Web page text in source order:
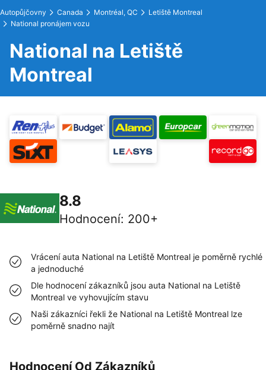
Autopůjčovny Canada Montréal, QC
Letiště Montreal
National pronájem vozu
National na Letiště
Montreal
8.8
Hodnocení: 200+
Vrácení auta National na Letiště Montreal je poměrně rychlé
a jednoduché
Dle hodnocení zákazníků jsou auta National na Letiště
Montreal ve vyhovujícím stavu
Naši zákazníci řekli že National na Letiště Montreal lze
poměrně snadno najít
Hodnocení Od Zákazníků